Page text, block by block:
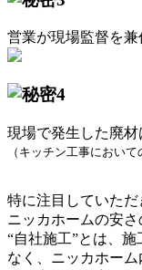
営業が現場監督を兼
現場で発生した廃
（キッチン工事におい
特に注目していただ
ニッカホームの安
“自社施工”とは、
なく、ニッカホーム